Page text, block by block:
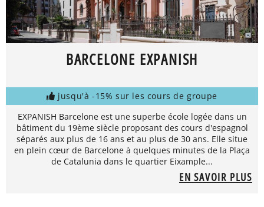
BARCELONE EXPANISH
jusqu'à -15% sur les cours de groupe
EXPANISH Barcelone est une superbe école logée dans un
bâtiment du 19ème siècle proposant des cours d'espagnol
séparés aux plus de 16 ans et au plus de 30 ans. Elle situe
en plein cœur de Barcelone à quelques minutes de la Plaça
de Catalunia dans le quartier Eixample...
EN SAVOIR PLUS